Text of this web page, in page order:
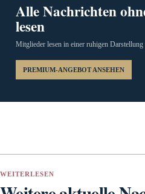
Alle Nachrichten
lesen
Mitglieder lesen in einer ruhigen Darstellung
PREMIUM-ANGEBOT ANSEHEN
WEITERLESEN